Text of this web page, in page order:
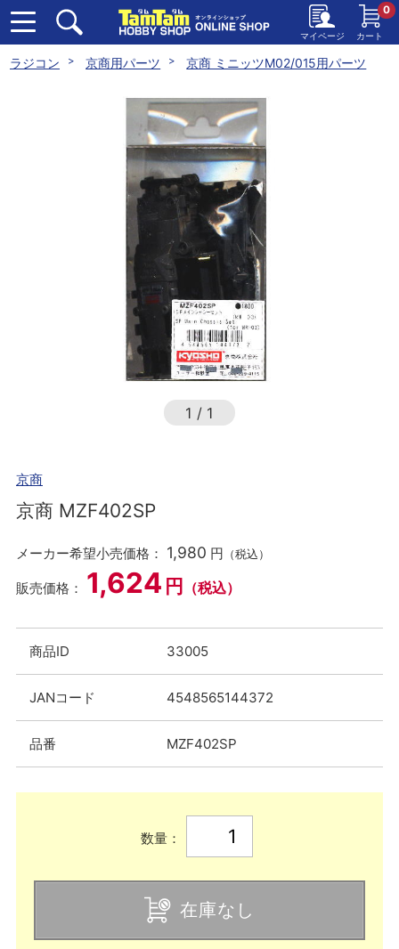
マイページ カート
0
ラジコン 京商用パーツ 京商 ミニッツM02/015用パーツ
1 / 1
京商
京商 MZF402SP
メーカー希望小売価格： 1,980 円 （税込）
販売価格： 1,624 円 （税込）
商品ID 33005
JANコード 4548565144372
品番 MZF402SP
数量：
在庫なし